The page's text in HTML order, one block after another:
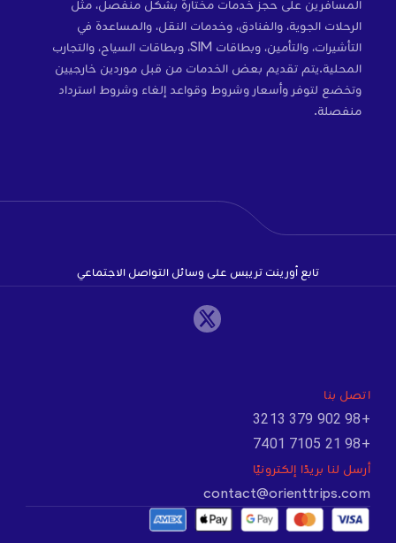
المسافرين على حجز خدمات مختارة بشكل منفصل، مثل
الرحلات الجوية، والفنادق، وخدمات النقل، والمساعدة في
التأشيرات، والتأمين، وبطاقات SIM، وبطاقات السياح، والتجارب
المحلية.يتم تقديم بعض الخدمات من قبل موردين خارجيين
وتخضع لتوفر وأسعار وشروط وقواعد إلغاء وشروط استرداد
منفصلة.
تابع أورينت تريبس على وسائل التواصل الاجتماعي
اتصل بنا
+98 902 379 3213
+98 21 7105 7401
أرسل لنا بريدًا إلكترونيًا
contact@orienttrips.com